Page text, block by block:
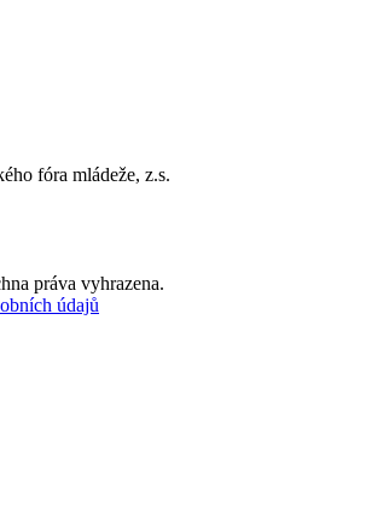
fóra mládeže, z.s.
práva vyhrazena.
údajů